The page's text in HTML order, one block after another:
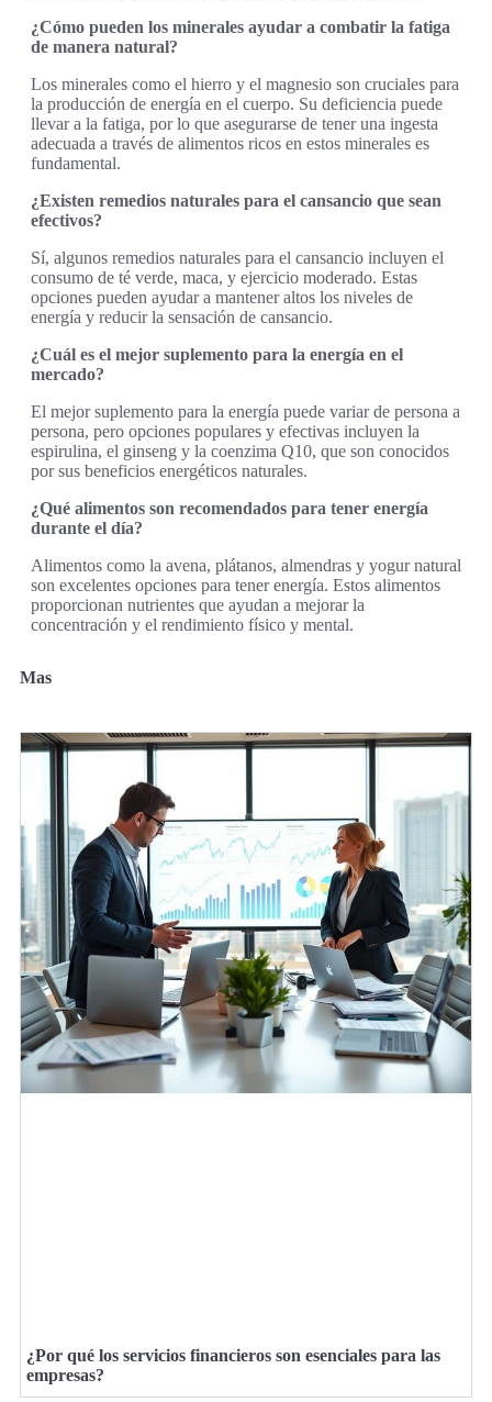
¿Cómo pueden los minerales ayudar a combatir la fatiga
de manera natural?
Los minerales como el hierro y el magnesio son cruciales para
la producción de energía en el cuerpo. Su deficiencia puede
llevar a la fatiga, por lo que asegurarse de tener una ingesta
adecuada a través de alimentos ricos en estos minerales es
fundamental.
¿Existen remedios naturales para el cansancio que sean
efectivos?
Sí, algunos remedios naturales para el cansancio incluyen el
consumo de té verde, maca, y ejercicio moderado. Estas
opciones pueden ayudar a mantener altos los niveles de
energía y reducir la sensación de cansancio.
¿Cuál es el mejor suplemento para la energía en el
mercado?
El mejor suplemento para la energía puede variar de persona a
persona, pero opciones populares y efectivas incluyen la
espirulina, el ginseng y la coenzima Q10, que son conocidos
por sus beneficios energéticos naturales.
¿Qué alimentos son recomendados para tener energía
durante el día?
Alimentos como la avena, plátanos, almendras y yogur natural
son excelentes opciones para tener energía. Estos alimentos
proporcionan nutrientes que ayudan a mejorar la
concentración y el rendimiento físico y mental.
Mas
¿Por qué los servicios financieros son esenciales para las
empresas?